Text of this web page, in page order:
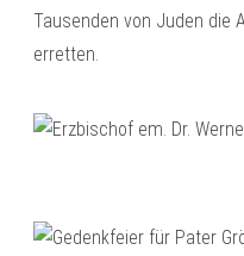
Tausenden von Juden die
erretten.